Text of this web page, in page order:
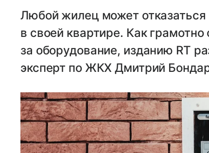
Любой жилец может
в своей квартире. Как грамотно
за оборудование, изданию RT
эксперт по ЖКХ Дмитрий